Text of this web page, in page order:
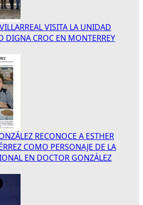
VISITA LA UNIDAD
DIGNA CROC EN MONTERREY
RECONOCE A ESTHER
COMO PERSONAJE DE LA
EN DOCTOR GONZÁLEZ